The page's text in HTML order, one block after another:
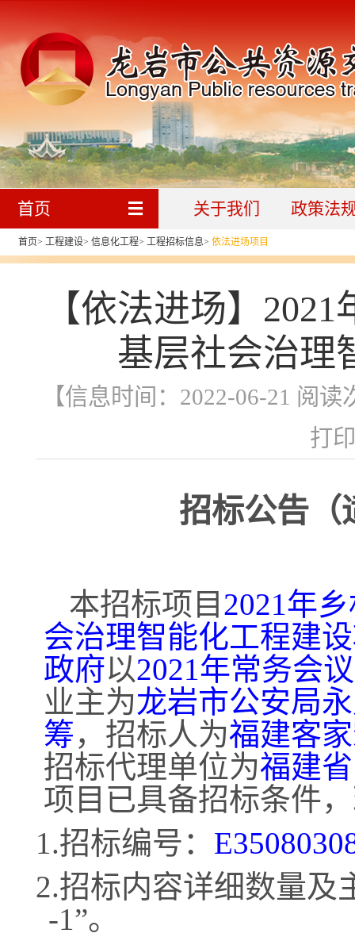
首页 关于我们 政策法
首页> 工程建设> 信息化工程> 工程招标信息> 依法进场项目
【依法进场】
基层社会治理
【信息时间：2022-06-21 阅读
打
招标公告（
本招标项目 2021年
会治理智能化工程建
政府以2021年常务会
业主为龙岩市公安局
筹，招标人为福建客
招标代理单位为福建
项目已具备招标条件
1.招标编号：
2.招标内容详细数量及
-1”。